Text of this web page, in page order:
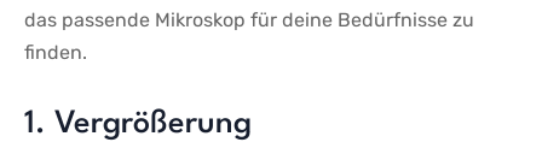
das passende Mikroskop für deine‌ Bedürfnisse zu
finden.
1. Vergrößerung